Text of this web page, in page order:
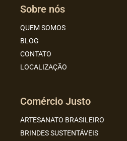
Sobre nós
QUEM SOMOS
BLOG
CONTATO
LOCALIZAÇÃO
Comércio Justo
ARTESANATO BRASILEIRO
BRINDES SUSTENTÁVEIS